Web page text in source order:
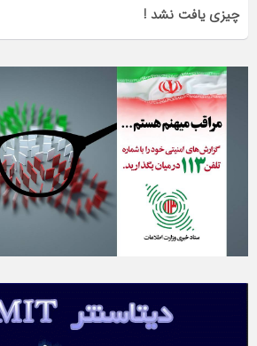
چیزی یافت نشد !